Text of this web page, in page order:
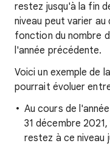
restez jusqu'à la fin
niveau peut varier au
fonction du nombre
l'année précédente.
Voici un exemple de
pourrait évoluer
Au cours de
31 décembre
restez à ce niveau